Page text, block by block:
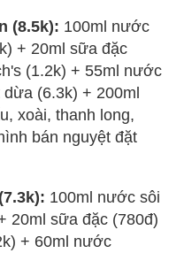
(8.5k): 100ml nước
+ 20ml sữa đặc
(1.2k) + 55ml nước
(6.3k) + 200ml
xoài, thanh long,
bán nguyệt đặt
100ml nước sôi
20ml sữa đặc (780đ)
+ 60ml nước